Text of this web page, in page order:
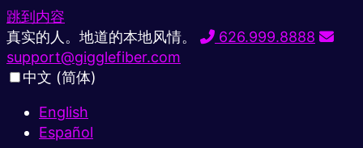
跳到内容
真实的人。地道的本地风情。
626.999.8888
support@gigglefiber.com
中文 (简体)
English
Español